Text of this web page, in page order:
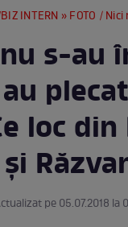
INTERN » FOTO / Nici nu s-au întors
nu s-
loc
pe 05.07.2018 la